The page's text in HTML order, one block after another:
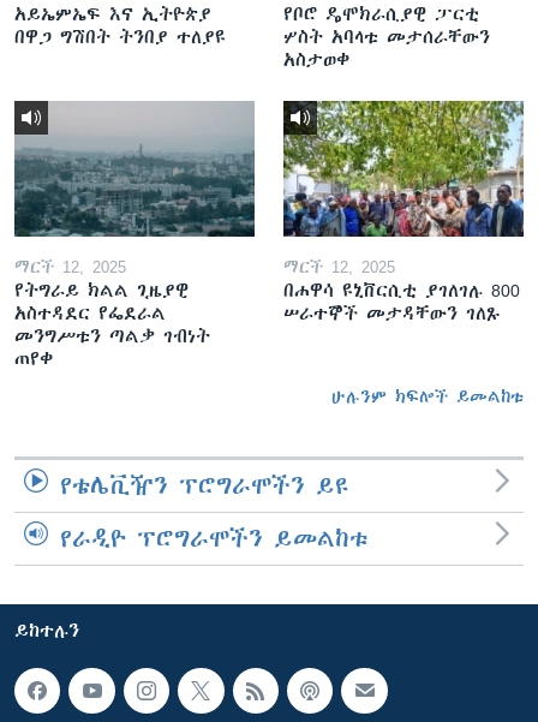
አይኤምኤፍ እና ኢትዮጵያ
በዋጋ ግሽበት ትንበያ ተለያዩ
የቦሮ ዴሞክራሲያዊ ፓርቲ
ሦስት አባላቱ መታሰራቸውን
አስታወቀ
ማርች 12, 2025
የትግራይ ክልል ጊዜያዊ
አስተዳደር የፌደራል
መንግሥቱን ጣልቃ ገብነት
ጠየቀ
ማርች 12, 2025
በሐዋሳ ዩኒቨርሲቲ ያገለገሉ 800
ሠራተኞች መታዳቸውን ገለጹ
ሁሉንም ክፍሎች ይመልከቱ
የቴሌቪዥን ፕሮግራሞችን ይዩ
የራዲዮ ፕሮግራሞችን ይመልከቱ
ይከተሉን